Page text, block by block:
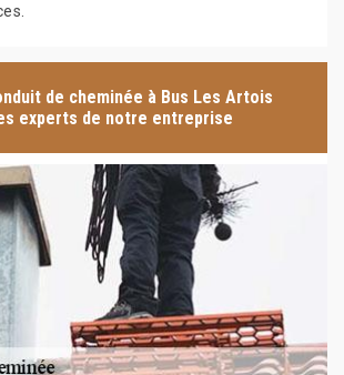
de cheminée à Bus Les Artois
experts de notre entreprise